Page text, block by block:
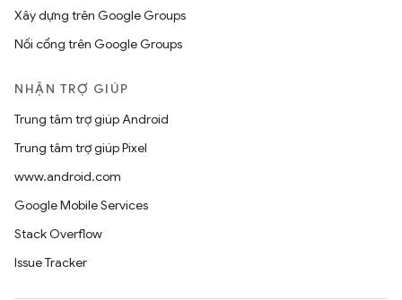
Xây dựng trên Google Groups
Nối cổng trên Google Groups
NHẬN TRỢ GIÚP
Trung tâm trợ giúp Android
Trung tâm trợ giúp Pixel
www.android.com
Google Mobile Services
Stack Overflow
Issue Tracker